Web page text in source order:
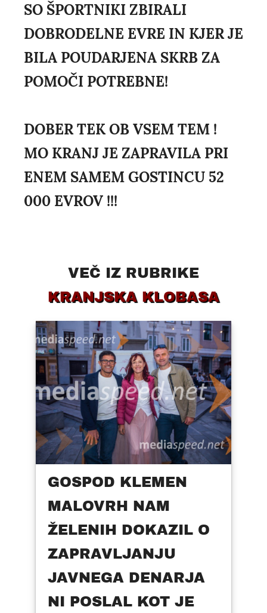
SO ŠPORTNIKI ZBIRALI
DOBRODELNE EVRE IN KJER JE
BILA POUDARJENA SKRB ZA
POMOČI POTREBNE!
DOBER TEK OB VSEM TEM !
MO KRANJ JE ZAPRAVILA PRI
ENEM SAMEM GOSTINCU 52
000 EVROV !!!
VEČ IZ RUBRIKE
KRANJSKA KLOBASA
GOSPOD KLEMEN
MALOVRH NAM
ŽELENIH DOKAZIL O
ZAPRAVLJANJU
JAVNEGA DENARJA
NI POSLAL KOT JE